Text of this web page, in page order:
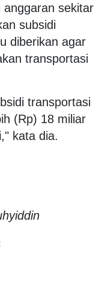
anggaran sekitar
subsidi
diberikan agar
transportasi
transportasi
(Rp) 18 miliar
kata dia.